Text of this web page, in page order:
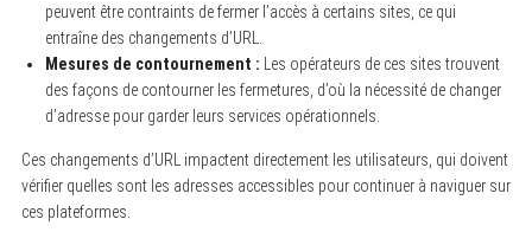
peuvent être contraints de fermer l’accès à certains sites, ce qui
entraîne des changements d’URL.
Mesures de contournement : Les opérateurs de ces sites trouvent
des façons de contourner les fermetures, d’où la nécessité de changer
d’adresse pour garder leurs services opérationnels.
Ces changements d’URL impactent directement les utilisateurs, qui doivent
vérifier quelles sont les adresses accessibles pour continuer à naviguer sur
ces plateformes.